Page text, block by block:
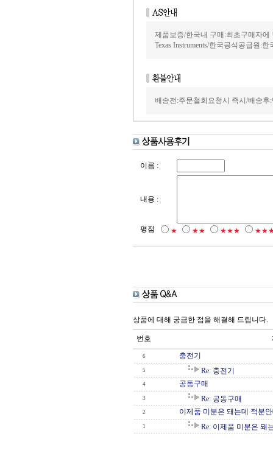
제품보증/한국내 구매:최초구매자
Texas Instruments/한국공식공급원:
배송전:주문철회요청시 즉시/배송후
이름 :
내용 :
평점 ★ ★★ ★★★
상품에 대해 궁금한 점을 해결해 드립니다.
번호
6 충전기
5 Re: 충전기
4 공동구매
3 Re: 공동구매
2 이제품 미분은 돼는데 적분
1 Re: 이제품 미분은 돼